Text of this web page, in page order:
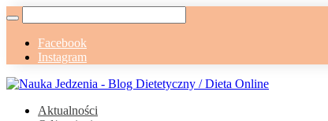
Facebook
Instagram
Aktualności